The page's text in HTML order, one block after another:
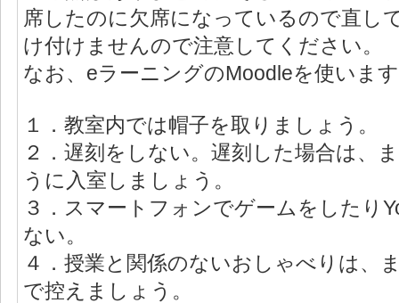
席したのに欠席になっているので直し
け付けませんので注意してください。
なお、eラーニングのMoodleを使いま
１．教室内では帽子を取りましょう。
２．遅刻をしない。遅刻した場合は、
うに入室しましょう。
３．スマートフォンでゲームをしたり
ない。
４．授業と関係のないおしゃべりは、
で控えましょう。